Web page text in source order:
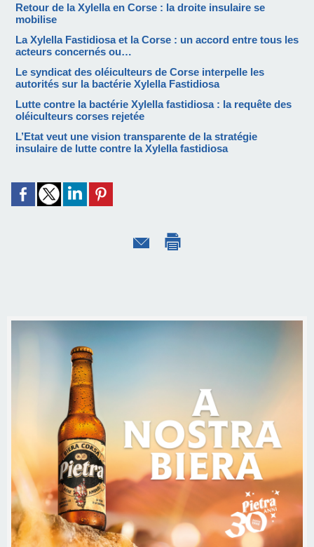
Retour de la Xylella en Corse : la droite insulaire se
mobilise
La Xylella Fastidiosa et la Corse : un accord entre tous les
acteurs concernés ou…
Le syndicat des oléiculteurs de Corse interpelle les
autorités sur la bactérie Xylella Fastidiosa
Lutte contre la bactérie Xylella fastidiosa : la requête des
oléiculteurs corses rejetée
L’Etat veut une vision transparente de la stratégie
insulaire de lutte contre la Xylella fastidiosa